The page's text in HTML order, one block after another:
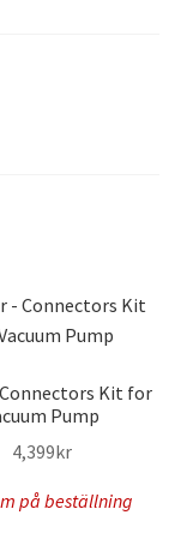
Kit for
Pump
4,399kr
på beställning